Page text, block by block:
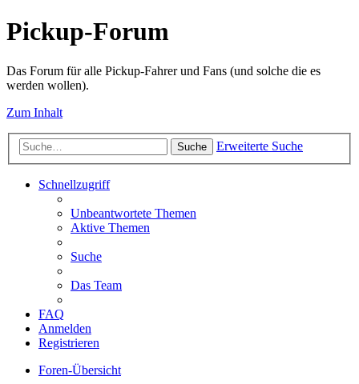
Pickup-Forum
Das Forum für alle Pickup-Fahrer und Fans (und solche die es
werden wollen).
Zum Inhalt
Suche Erweiterte Suche
Schnellzugriff
Unbeantwortete Themen
Aktive Themen
Suche
Das Team
FAQ
Anmelden
Registrieren
Foren-Übersicht